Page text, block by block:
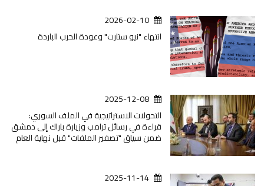
2026-02-10
انتهاء "نيو ستارت" وعودة الحرب الباردة
2025-12-08
التحولات الاستراتيجية في الملف السوري:
قراءة في رسائل ترامب وزيارة باراك إلى دمشق
ضمن سياق "تصفير الملفات" قبل نهاية العام
2025-11-14